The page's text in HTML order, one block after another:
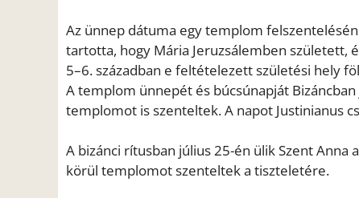
Az ünnep dátuma egy templom
tartotta, hogy Mária Jeruzsálemben született,
5–6. században e feltételezett születési hely
A templom ünnepét és búcsúnapját
templomot is szenteltek. A napot Justinianus
A bizánci rítusban július 25-én ülik Szent
körül templomot szenteltek a tiszteletére.